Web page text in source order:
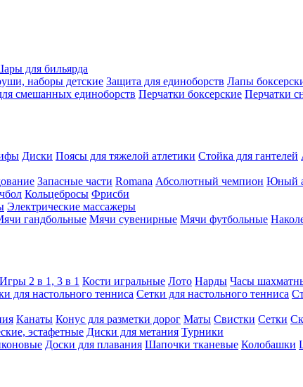
для бильярда
наборы детские Защита для единоборств Лапы
смешанных единоборств Перчатки боксерские Перчатки
Диски Поясы для тяжелой атлетики Стойка для гантелей
Запасные части Romana Абсолютный чемпион Юный
Кольцебросы Фрисби
Электрические массажеры
гандбольные Мячи сувенирные Мячи футбольные
Игры 2 в 1, 3 в 1 Кости игральные Лото Нарды Часы
для настольного тенниса Сетки для настольного тенниса
Канаты Конус для разметки дорог Маты Свистки Сетки
эстафетные Диски для метания Турники
Доски для плавания Шапочки тканевые Колобашки